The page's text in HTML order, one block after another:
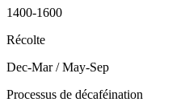
1400-1600
Récolte
Dec-Mar / May-Sep
Processus de décaféination